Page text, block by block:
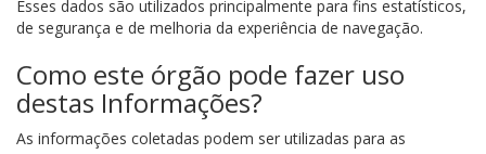
Esses dados são utilizados principalmente para fins estatísticos,
de segurança e de melhoria da experiência de navegação.
Como este órgão pode fazer uso
destas Informações?
As informações coletadas podem ser utilizadas para as